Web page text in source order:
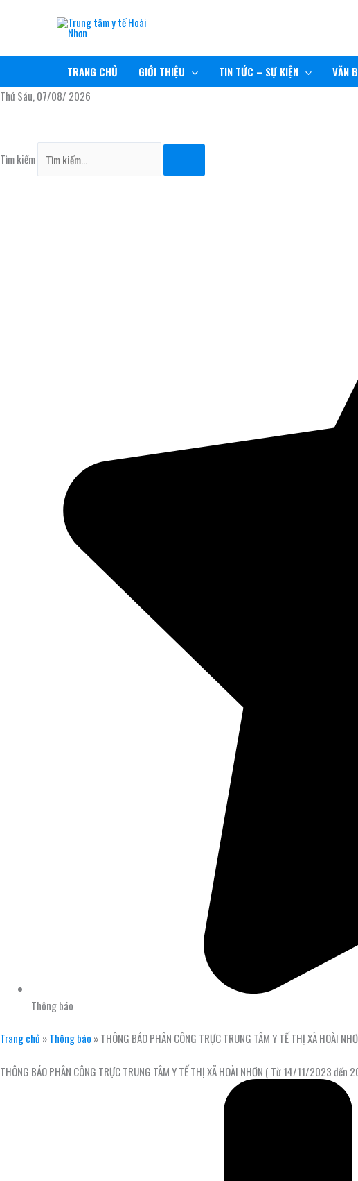
dung
TRANG CHỦ GIỚI THIỆU TIN TỨC – SỰ KIỆN VĂN
Thứ Sáu, 07/08/ 2026
Tìm kiếm
Thông báo
Trang chủ »Thông báo »THÔNG BÁO PHÂN CÔNG TRỰC TRUNG TÂM Y TẾ THỊ XÃ
THÔNG BÁO PHÂN CÔNG TRỰC TRUNG TÂM Y TẾ THỊ XÃ HOÀI NHƠN ( Từ 14/11/2023